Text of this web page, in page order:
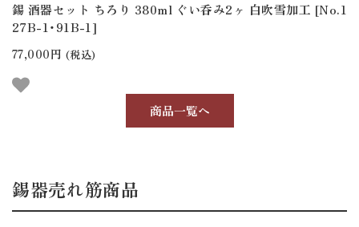
錫 酒器セット ちろり 380ml ぐい呑み2ヶ 白吹雪加工 [No.1
27B-1・91B-1]
77,000円 (税込)
商品一覧へ
錫器売れ筋商品